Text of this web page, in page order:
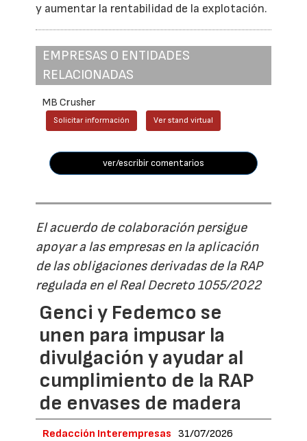
y aumentar la rentabilidad de la explotación.
EMPRESAS O ENTIDADES
RELACIONADAS
MB Crusher
Solicitar información Ver stand virtual
ver/escribir comentarios
El acuerdo de colaboración persigue
apoyar a las empresas en la aplicación
de las obligaciones derivadas de la RAP
regulada en el Real Decreto 1055/2022
Genci y Fedemco se
unen para impusar la
divulgación y ayudar al
cumplimiento de la RAP
de envases de madera
Redacción Interempresas 31/07/2026